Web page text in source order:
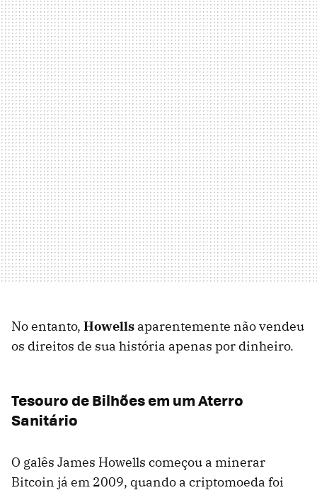
No entanto, Howells aparentemente não vendeu
os direitos de sua história apenas por dinheiro.
Tesouro de Bilhões em um Aterro
Sanitário
O galês James Howells começou a minerar
Bitcoin já em 2009, quando a criptomoeda foi